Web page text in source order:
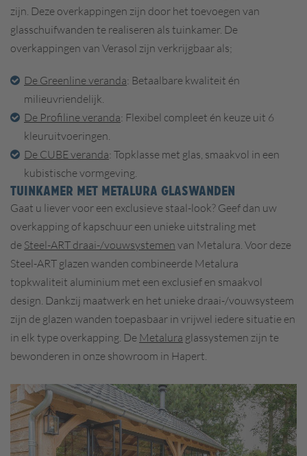
zijn. Deze overkappingen zijn door het toevoegen van
glasschuifwanden te realiseren als tuinkamer. De
overkappingen van Verasol zijn verkrijgbaar als;
De Greenline veranda: Betaalbare kwaliteit én
milieuvriendelijk.
De Profiline veranda: Flexibel compleet én keuze uit 6
kleuruitvoeringen.
De CUBE veranda: Topklasse met glas, smaakvol in een
kubistische vormgeving.
TUINKAMER MET METALURA GLASWANDEN
Gaat u liever voor een exclusieve staal-look? Geef dan uw
overkapping of kapschuur een unieke uitstraling met
de Steel-ART draai-/vouwsystemen van Metalura. Voor deze
Steel-ART glazen wanden combineerde Metalura
topkwaliteit aluminium met een exclusief en smaakvol
design. Dankzij maatwerk en het unieke draai-/vouwsysteem
zijn de glazen wanden toepasbaar in vrijwel iedere situatie en
in elk type overkapping. De Metalura glassystemen zijn te
bewonderen in onze showroom in Hapert.